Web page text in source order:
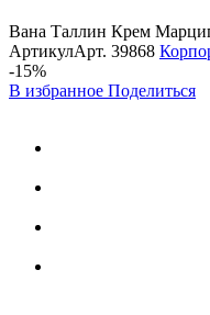
Вана Таллин Крем
АртикулАрт. 39868
-15%
В избранное Поделиться